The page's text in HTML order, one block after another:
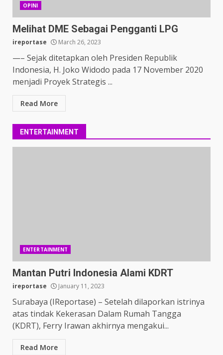
OPINI
Melihat DME Sebagai Pengganti LPG
ireportase March 26, 2023
—– Sejak ditetapkan oleh Presiden Republik
Indonesia, H. Joko Widodo pada 17 November 2020
menjadi Proyek Strategis ...
Read More
ENTERTAINMENT
ENTERTAINMENT
Mantan Putri Indonesia Alami KDRT
ireportase January 11, 2023
Surabaya (IReportase) – Setelah dilaporkan istrinya
atas tindak Kekerasan Dalam Rumah Tangga
(KDRT), Ferry Irawan akhirnya mengakui...
Read More